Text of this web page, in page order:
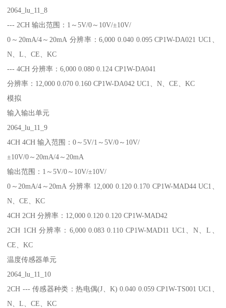
2064_lu_11_8
--- 2CH 输出范围：1～5V/0～10V/±10V/
0～20mA/4～20mA 分辨率：6,000 0.040 0.095 CP1W-DA021 UC1、
N、L、CE、KC
--- 4CH 分辨率：6,000 0.080 0.124 CP1W-DA041
分辨率：12,000 0.070 0.160 CP1W-DA042 UC1、N、CE、KC
模拟
输入输出单元
2064_lu_11_9
4CH 4CH 输入范围：0～5V/1～5V/0～10V/
±10V/0～20mA/4～20mA
输出范围：1～5V/0～10V/±10V/
0～20mA/4～20mA 分辨率 12,000 0.120 0.170 CP1W-MAD44 UC1、
N、CE、KC
4CH 2CH 分辨率：12,000 0.120 0.120 CP1W-MAD42
2CH 1CH 分辨率：6,000 0.083 0.110 CP1W-MAD11 UC1、N、L、
CE、KC
温度传感器单元
2064_lu_11_10
2CH --- 传感器种类：热电偶(J、K) 0.040 0.059 CP1W-TS001 UC1、
N、L、CE、KC